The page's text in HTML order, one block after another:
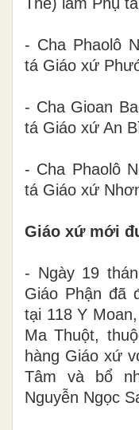
- Cha Phaolô
tá Giáo xứ
- Cha Gioan
tá Giáo xứ
- Cha Phaolô
tá Giáo xứ
Giáo xứ mới
- Ngày 19
Giáo Phận đã
tại 118 Y
Ma Thuột,
hàng Giáo xứ
Tâm và bổ
Nguyễn Ngọc